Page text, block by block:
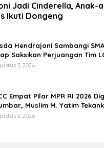
Jadi Cinderella, Anak-
Ikuti Dongeng
Hendrajoni Sambangi
Saksikan Perjuangan Tim
di Jakarta
3, 2026
Empat Pilar MPR RI 2026
Muslim M. Yatim
Karakter Generasi
3, 2026